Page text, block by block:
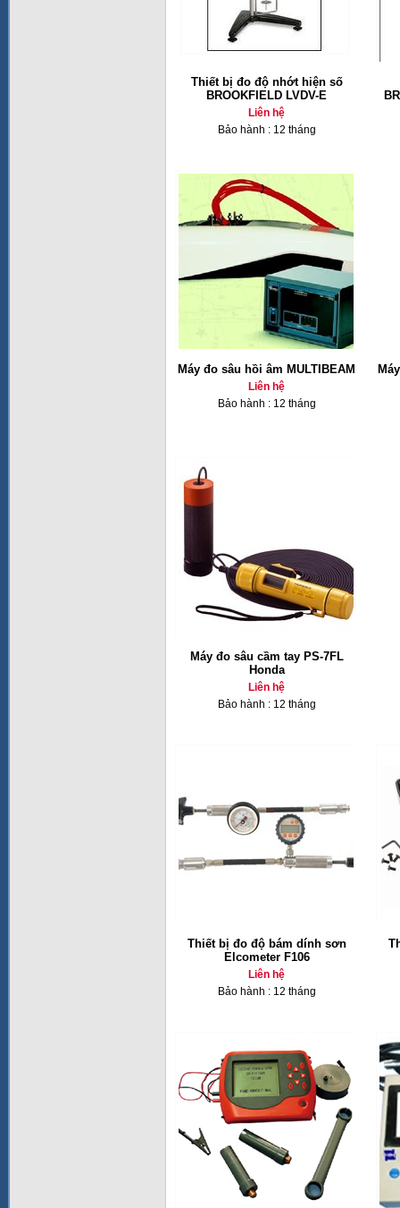
Thiết bị đo độ nhớt hiện số
BROOKFIELD LVDV-E
Liên hệ
Bảo hành : 12 tháng
Máy đo sâu hồi âm MULTIBEAM
Liên hệ
Bảo hành : 12 tháng
Máy đo sâu cầm tay PS-7FL
Honda
Liên hệ
Bảo hành : 12 tháng
Thiết bị đo độ bám dính sơn
Elcometer F106
Liên hệ
Bảo hành : 12 tháng